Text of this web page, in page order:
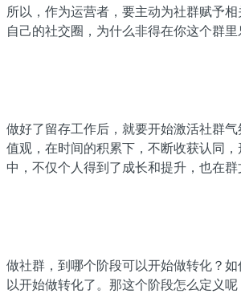
所以，作为运营者，要主动为社群赋予
自己的社交圈，为什么非得在你这个群
做好了留存工作后，就要开始激活社群
值观，在时间的积累下，不断收获认同
中，不仅个人得到了成长和提升，也在群
做社群，到哪个阶段可以开始做转化？
以开始做转化了。那这个阶段怎么定义呢